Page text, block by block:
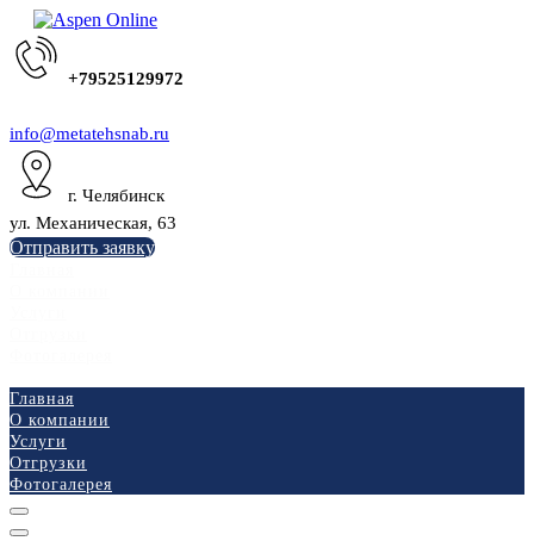
+79525129972
info@metatehsnab.ru
г. Челябинск
ул. Механическая, 63
Отправить заявку
Главная
О компании
Услуги
Отгрузки
Фотогалерея